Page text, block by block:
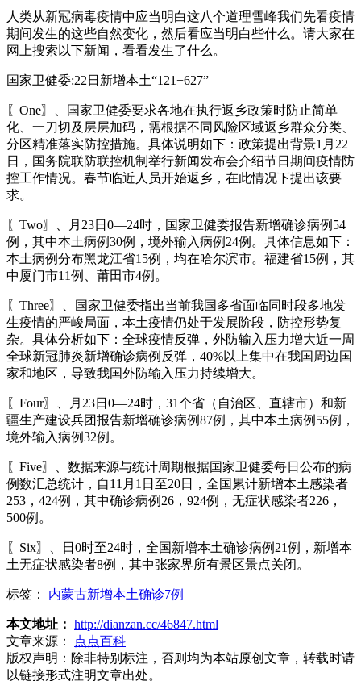
人类从新冠病毒疫情中应当明白这八个道理雪峰我们先看疫情
期间发生的这些自然变化，然后看应当明白些什么。请大家在
网上搜索以下新闻，看看发生了什么。
国家卫健委:22日新增本土“121+627”
〖One〗、国家卫健委要求各地在执行返乡政策时防止简单
化、一刀切及层层加码，需根据不同风险区域返乡群众分类、
分区精准落实防控措施。具体说明如下：政策提出背景1月22
日，国务院联防联控机制举行新闻发布会介绍节日期间疫情防
控工作情况。春节临近人员开始返乡，在此情况下提出该要
求。
〖Two〗、月23日0—24时，国家卫健委报告新增确诊病例54
例，其中本土病例30例，境外输入病例24例。具体信息如下：
本土病例分布黑龙江省15例，均在哈尔滨市。福建省15例，其
中厦门市11例、莆田市4例。
〖Three〗、国家卫健委指出当前我国多省面临同时段多地发
生疫情的严峻局面，本土疫情仍处于发展阶段，防控形势复
杂。具体分析如下：全球疫情反弹，外防输入压力增大近一周
全球新冠肺炎新增确诊病例反弹，40%以上集中在我国周边国
家和地区，导致我国外防输入压力持续增大。
〖Four〗、月23日0—24时，31个省（自治区、直辖市）和新
疆生产建设兵团报告新增确诊病例87例，其中本土病例55例，
境外输入病例32例。
〖Five〗、数据来源与统计周期根据国家卫健委每日公布的病
例数汇总统计，自11月1日至20日，全国累计新增本土感染者
253，424例，其中确诊病例26，924例，无症状感染者226，
500例。
〖Six〗、日0时至24时，全国新增本土确诊病例21例，新增本
土无症状感染者8例，其中张家界所有景区景点关闭。
标签： 内蒙古新增本土确诊7例
本文地址： http://dianzan.cc/46847.html
文章来源：
点点百科
版权声明： 除非特别标注，否则均为本站原创文章，转载时请
以链接形式注明文章出处。